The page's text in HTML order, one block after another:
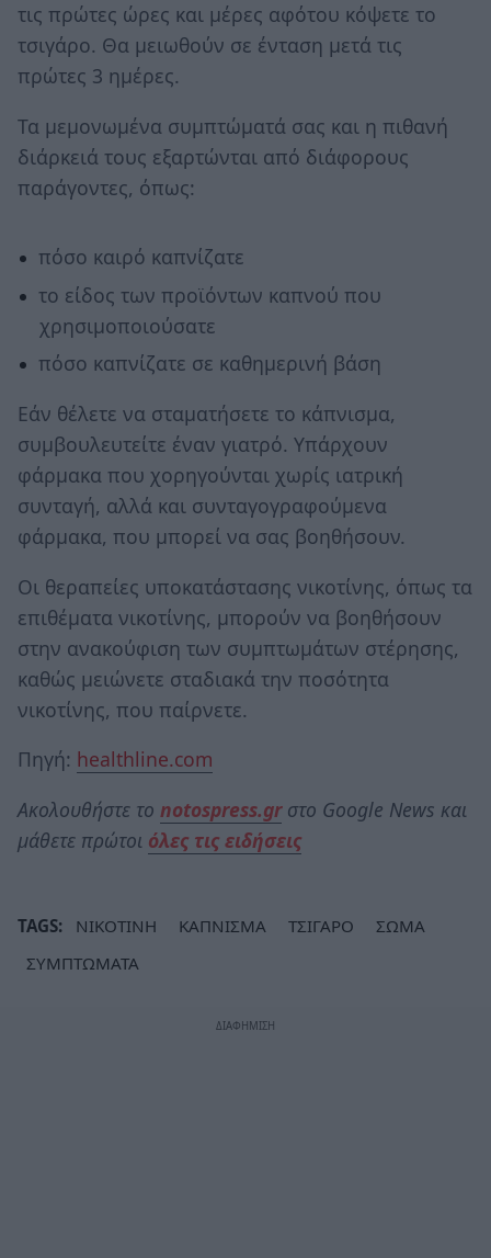
τις πρώτες ώρες και μέρες αφότου κόψετε το
τσιγάρο. Θα μειωθούν σε ένταση μετά τις
πρώτες 3 ημέρες.
Τα μεμονωμένα συμπτώματά σας και η πιθανή
διάρκειά τους εξαρτώνται από διάφορους
παράγοντες, όπως:
πόσο καιρό καπνίζατε
το είδος των προϊόντων καπνού που
χρησιμοποιούσατε
πόσο καπνίζατε σε καθημερινή βάση
Εάν θέλετε να σταματήσετε το κάπνισμα,
συμβουλευτείτε έναν γιατρό. Υπάρχουν
φάρμακα που χορηγούνται χωρίς ιατρική
συνταγή, αλλά και συνταγογραφούμενα
φάρμακα, που μπορεί να σας βοηθήσουν.
Οι θεραπείες υποκατάστασης νικοτίνης, όπως τα
επιθέματα νικοτίνης, μπορούν να βοηθήσουν
στην ανακούφιση των συμπτωμάτων στέρησης,
καθώς μειώνετε σταδιακά την ποσότητα
νικοτίνης, που παίρνετε.
Πηγή: healthline.com
Ακολουθήστε το notospress.grστο Google News και
μάθετε πρώτοι όλες τις ειδήσεις
TAGS: ΝΙΚΟΤΙΝΗ ΚΑΠΝΙΣΜΑ ΤΣΙΓΑΡΟ
ΣΩΜΑ
ΣΥΜΠΤΩΜΑΤΑ